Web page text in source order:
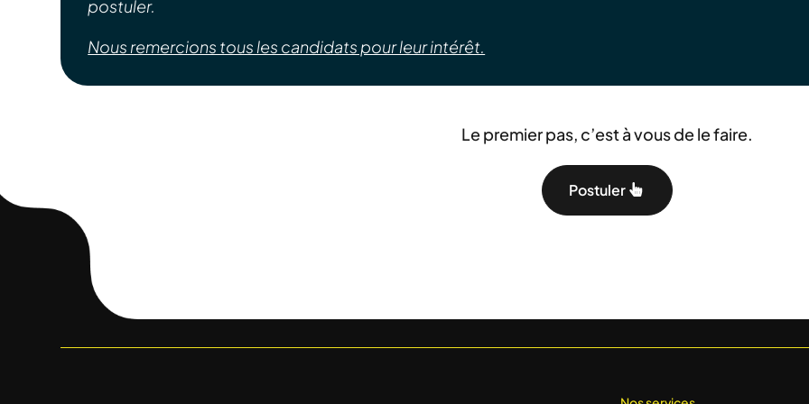
postuler.
Nous remercions tous les candidats pour leur intérêt.
Le premier pas, c’est à vous de le faire.
Postuler